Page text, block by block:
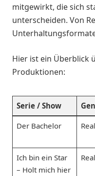
mitgewirkt, die sich
unterscheiden. Von
Hier ist ein Überblick
Produktionen:
Serie / Show
Der Bachelor
Ich bin ein Star
– Holt mich hier